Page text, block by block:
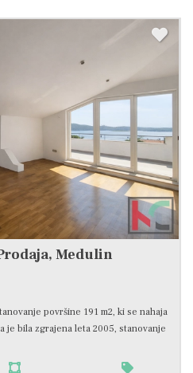
Medulin
površine 191 m2, ki se nahaja
je bila zgrajena leta 2005, stanovanje